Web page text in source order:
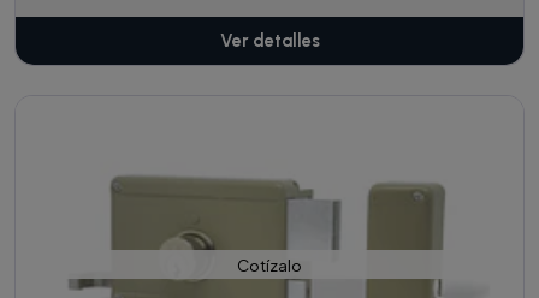
Ver detalles
Cotízalo